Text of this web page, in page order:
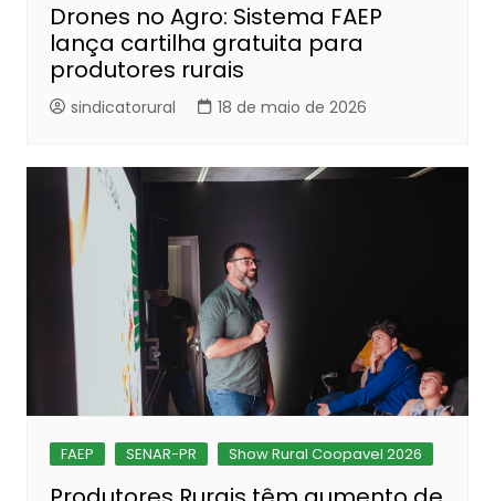
Drones no Agro: Sistema FAEP
lança cartilha gratuita para
produtores rurais
sindicatorural 18 de maio de 2026
FAEP SENAR-PR Show Rural Coopavel 2026